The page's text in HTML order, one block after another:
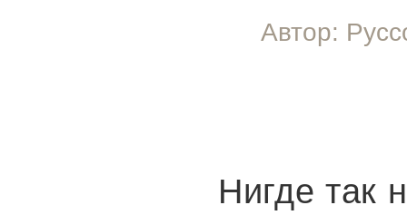
Автор:
Нигде так